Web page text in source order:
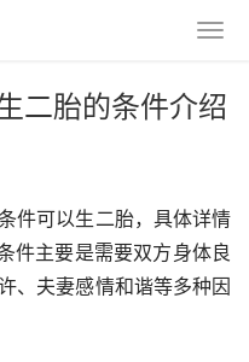
二胎的条件介绍
件可以生二胎，具体详情
件主要是需要双方身体良
、夫妻感情和谐等多种因